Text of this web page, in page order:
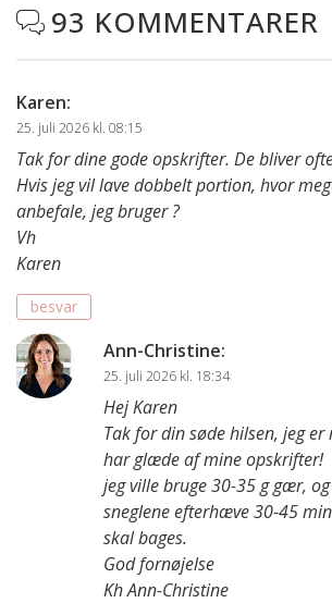
 93 KOMMENTARER
Karen:
25. juli 2026 kl. 08:15
Tak for dine gode opskrifter. De bliver
Hvis jeg vil lave dobbelt portion, hvor
anbefale, jeg bruger ?
Vh
Karen
besvar
Ann-Christine:
25. juli 2026 kl. 18:34
Hej Karen
Tak for din søde hilsen, jeg
har glæde af mine opskrifter!
jeg ville bruge 30-35 g gær,
sneglene efterhæve 30-45
skal bages.
God fornøjelse
Kh Ann-Christine